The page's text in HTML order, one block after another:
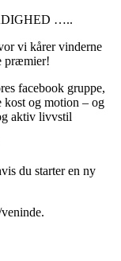
…..
vi kårer vinderne
præmier!
facebook gruppe,
kost og motion – og
aktiv livvstil
du starter en ny